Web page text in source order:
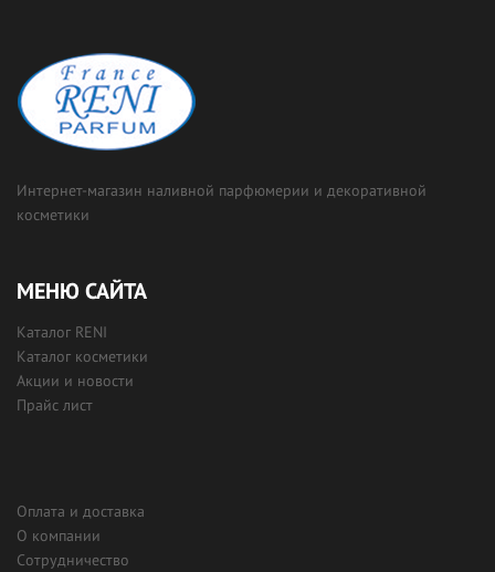
Интернет-магазин наливной парфюмерии и декоративной
косметики
МЕНЮ САЙТА
Каталог RENI
Каталог косметики
Акции и новости
Прайс лист
Оплата и доставка
О компании
Сотрудничество